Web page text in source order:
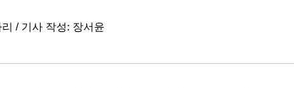
/ 기사 작성: 장서윤